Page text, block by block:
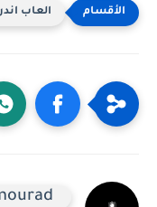
العاب